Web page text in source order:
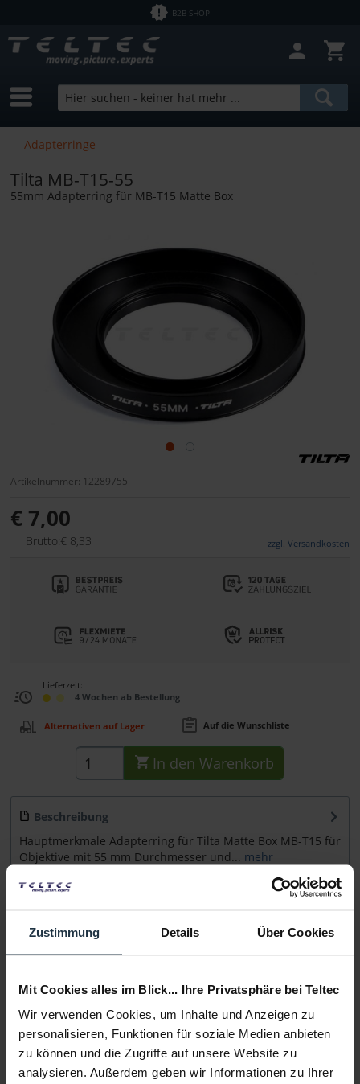
Zustimmung Details Über Cookies
Mit Cookies alles im Blick... Ihre Privatsphäre bei Teltec
Wir verwenden Cookies, um Inhalte und Anzeigen zu
personalisieren, Funktionen für soziale Medien anbieten
zu können und die Zugriffe auf unsere Website zu
analysieren. Außerdem geben wir Informationen zu Ihrer
B2B SHOP
Adapterringe
Tilta MB-T15-55
55mm Adapterring für MB-T15 Matte Box
Artikelnummer: 12289755
€ 7,00
Brutto:€ 8,33 zzgl. Versandkosten
Lieferzeit:
4 Wochen ab Bestellung
Alternativen auf Lager Auf die Wunschliste
In den Warenkorb
Beschreibung
Hauptmerkmale Adapterring für Tilta Matte Box MB-T15 für
Objektive mit 55 mm Durchmesser und... mehr
Infos zu Hersteller & Produktsicherheit
Folgende Infos zum Hersteller sind verfübar......mehr
Weitere Artikel von Tilta ansehen